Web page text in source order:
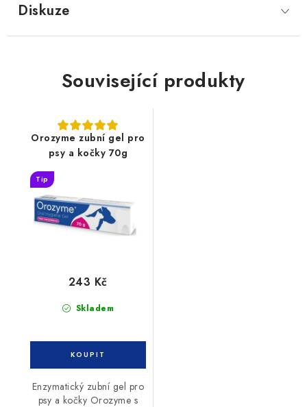
Diskuze
Související produkty
Orozyme zubní gel pro
psy a kočky 70g
Tip
Skladem
243 Kč
Enzymatický zubní gel pro
psy a kočky Orozyme s